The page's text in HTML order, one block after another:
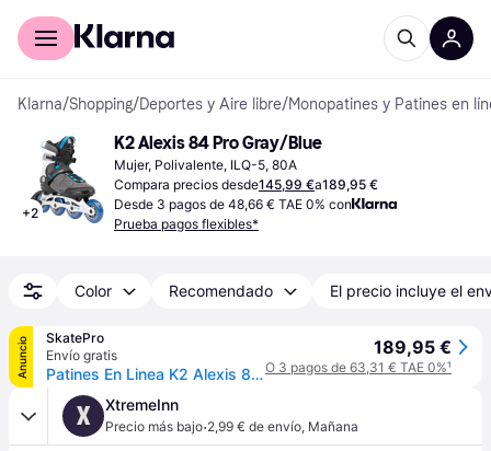
Comprar con Klarna
Klarna/Shopping/Deportes y Aire libre/Monopatines y Patines en
+2
K2 Alexis 84 Pro Gray/Blue
Mujer, Polivalente, ILQ-5, 80A
Compara precios desde145,99 €a189,95 €
Desde 3 pagos de 48,66 € TAE 0% con
Prueba pagos flexibles*
Color Recomendado El precio incluye el
Anuncio
SkatePro
Envío gratis
Patines En Linea K2 Alexis 84 Pro Mujeres (Gris - 40)
189,95 €
O 3 pagos de 63,31 € TAE 0%¹
X XtremeInn
Precio más bajo·2,99 € de envío, Mañana